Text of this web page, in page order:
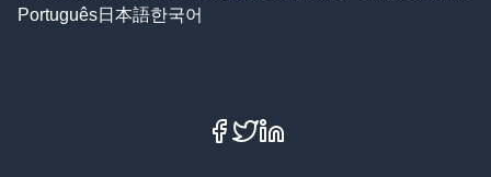
Português日本語한국어
Facebook
X